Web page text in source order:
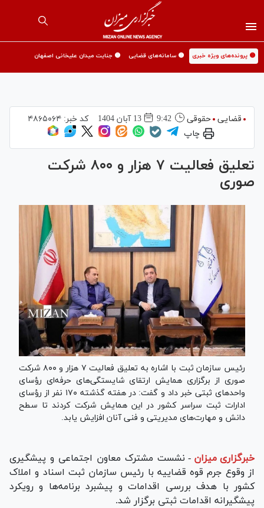
🟡 پرونده‌های ویژه خبری 🟡 سامانه‌های قضایی 🟡 جنایت میدان علیخانی اصفهان
قضایی حقوقی 9:42 13 آبان 1404 کد خبر: ۴۸۶۵۰۶۴
چاپ
تعلیق فعالیت ۷ هزار و ۸۰۰ شرکت
صوری
رئیس سازمان ثبت با اشاره به تعلیق فعالیت ۷ هزار و ۸۰۰ شرکت
صوری از برگزاری همایش ارتقای شایستگی‌های حرفه‌ای رؤسای
واحد‌های ثبتی خبر داد و گفت: در هفته گذشته ۱۷۰ نفر از رؤسای
ادارات ثبت سراسر کشور در این همایش شرکت کردند تا سطح
دانش و مهارت‌های مدیریتی و فنی آنان افزایش یابد.
خبرگزاری میزان - نشست مشترک معاون اجتماعی و پیشگیری
از وقوع جرم قوه قضاییه با رئیس سازمان ثبت اسناد و املاک
کشور با هدف بررسی اقدامات و پیشبرد برنامه‌ها و رویکرد
پیشگیرانه اقدامات ثبتی برگزار شد.